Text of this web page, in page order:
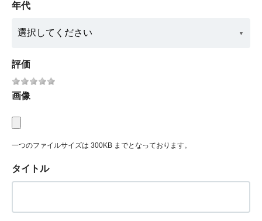
年代
評価
画像
一つのファイルサイズは 300KB までとなっております。
タイトル